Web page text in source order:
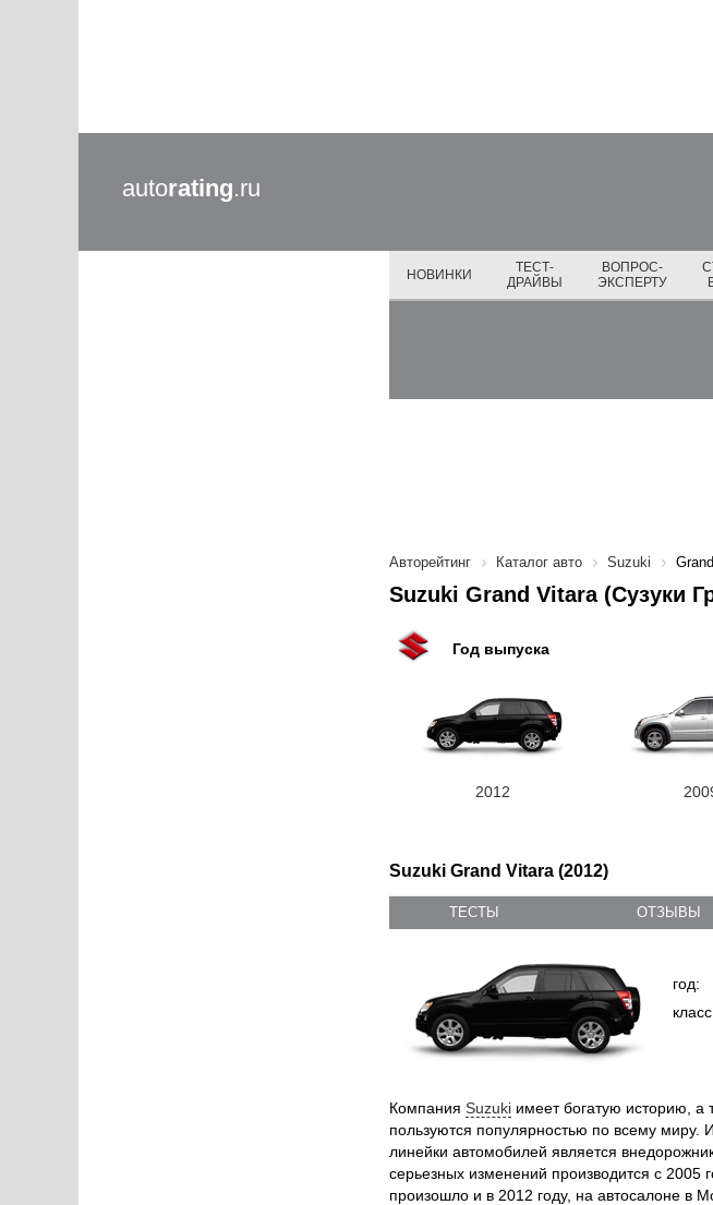
autorating.ru
НОВИНКИ
ТЕСТ-
ДРАЙВЫ
ВОПРОС-
ЭКСПЕРТУ
Авторейтинг Каталог авто Suzuki
Suzuki Grand Vitara (Сузуки
Год выпуска
2012
Suzuki Grand Vitara (2012)
ТЕСТЫ ОТЗЫВЫ
год:
Компания Suzuki имеет богатую историю,
пользуются популярностью по всему миру.
линейки автомобилей является
серьезных изменений производится с 2005
произошло и в 2012 году, на автосалоне в